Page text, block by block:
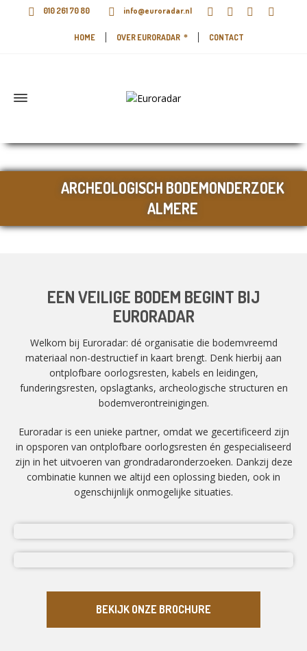
010 261 70 80 info@euroradar.nl
HOME OVER EURORADAR CONTACT
ARCHEOLOGISCH BODEMONDERZOEK
ALMERE
EEN VEILIGE BODEM BEGINT BIJ
EURORADAR
Welkom bij Euroradar: dé organisatie die bodemvreemd
materiaal non-destructief in kaart brengt. Denk hierbij aan
ontplofbare oorlogsresten, kabels en leidingen,
funderingsresten, opslagtanks, archeologische structuren en
bodemverontreinigingen.
Euroradar is een unieke partner, omdat we gecertificeerd zijn
in opsporen van ontplofbare oorlogsresten én gespecialiseerd
zijn in het uitvoeren van grondradaronderzoeken. Dankzij deze
combinatie kunnen we altijd een oplossing bieden, ook in
ogenschijnlijk onmogelijke situaties.
BEKIJK ONZE BROCHURE